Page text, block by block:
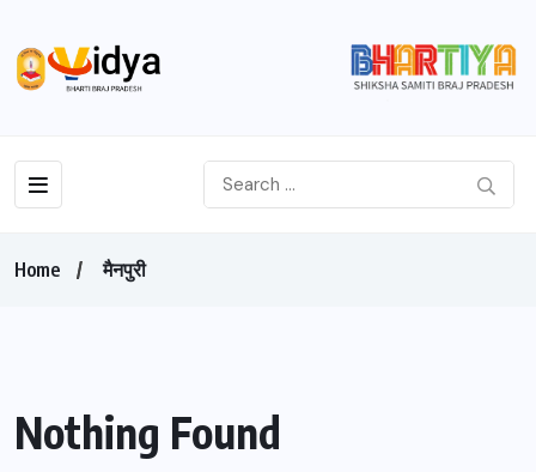
Home मैनपुरी
Nothing Found